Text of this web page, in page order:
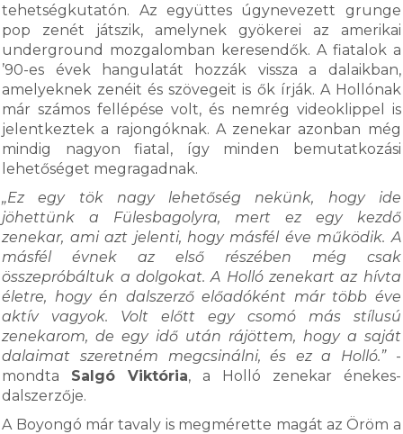
tehetségkutatón. Az együttes úgynevezett grunge
pop zenét játszik, amelynek gyökerei az amerikai
underground mozgalomban keresendők. A fiatalok a
’90-es évek hangulatát hozzák vissza a dalaikban,
amelyeknek zenéit és szövegeit is ők írják. A Hollónak
már számos fellépése volt, és nemrég videoklippel is
jelentkeztek a rajongóknak. A zenekar azonban még
mindig nagyon fiatal, így minden bemutatkozási
lehetőséget megragadnak.
„Ez egy tök nagy lehetőség nekünk, hogy ide
jöhettünk a Fülesbagolyra, mert ez egy kezdő
zenekar, ami azt jelenti, hogy másfél éve működik. A
másfél évnek az első részében még csak
összepróbáltuk a dolgokat. A Holló zenekart az hívta
életre, hogy én dalszerző előadóként már több éve
aktív vagyok. Volt előtt egy csomó más stílusú
zenekarom, de egy idő után rájöttem, hogy a saját
dalaimat szeretném megcsinálni, és ez a Holló.”-
mondta Salgó Viktória, a Holló zenekar énekes-
dalszerzője.
A Boyongó már tavaly is megmérette magát az Öröm a